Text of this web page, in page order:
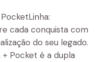
cada conquista com
do seu legado.
Pocket é a dupla